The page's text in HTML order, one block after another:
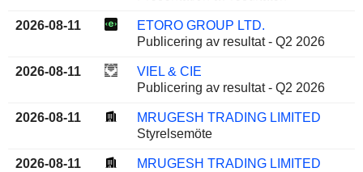
2026-08-11
ETORO GROUP LTD.
Publicering av resultat - Q2 2026
2026-08-11
VIEL & CIE
Publicering av resultat - Q2 2026
2026-08-11
MRUGESH TRADING LIMITED
Styrelsemöte
2026-08-11
MRUGESH TRADING LIMITED